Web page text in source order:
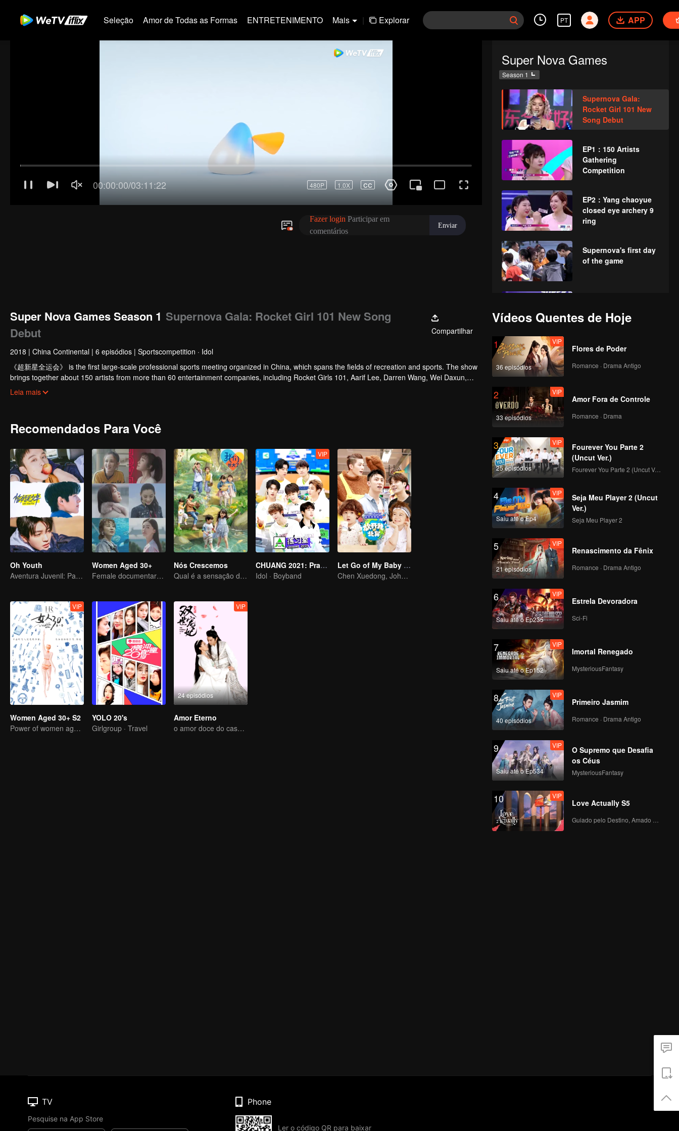
Seleção Amor de Todas as Formas ENTRETENIMENTO Mais | Explorar PT APP
Super Nova Games
Season 1
Supernova Gala:
Rocket Girl 101 New
Song Debut
EP1：150 Artists
Gathering
Competition
EP2：Yang chaoyue
closed eye archery 9
ring
Supernova's first day
of the game
articles! Chen Xiaoyu
does not lose the
EP4：Warm hearts!
Tug-of-war contest
shocked the color
Super Nova Games Season 1 Supernova Gala: Rocket Girl 101 New Song
Debut
Compartilhar
2018 | China Continental | 6 episódios | Sportscompetition · Idol
《超新星全运会》 is the first large-scale professional sports meeting organized in China, which spans the fields of recreation and sports. The show
brings together about 150 artists from more than 60 entertainment companies, including Rocket Girls 101, Aarif Lee, Darren Wang, Wei Daxun,
Dylan Xiong, and Li Yitong. Training by the greatest coaches such as Liu Guoliang, Li Xiaopeng, and Su Bingtian, the artists change into athletes to
Leia mais
Recomendados Para Você
Oh Youth
Aventura Juvenil: Partida Imediata
Women Aged 30+
Female documentary talk show
Nós Crescemos
Qual é a sensação de ter dois filhos em casa
VIP
CHUANG 2021: Practice Room
Idol · Boyband
Let Go of My Baby S3
Chen Xuedong, Johnny Huang and Jackson Wang warm Meng belt baby
VIP
Women Aged 30+ S2
Power of women aged 30+
YOLO 20's
Girlgroup · Travel
24 episódios
VIP
Amor Eterno
o amor doce do casal sincero
Vídeos Quentes de Hoje
1
36 episódios
VIP
Flores de Poder
Romance · Drama Antigo
2
33 episódios
VIP
Amor Fora de Controle
Romance · Drama
3
25 episódios
VIP
Fourever You Parte 2
(Uncut Ver.)
Fourever You Parte 2 (Uncut Ver.)
4
Saiu até o Ep4
VIP
Seja Meu Player 2 (Uncut
Ver.)
Seja Meu Player 2
5
21 episódios
VIP
Renascimento da Fênix
Romance · Drama Antigo
6
Saiu até o Ep235
VIP
Estrela Devoradora
Sci-Fi
7
Saiu até o Ep152
VIP
Imortal Renegado
MysteriousFantasy
8
40 episódios
VIP
Primeiro Jasmim
Romance · Drama Antigo
9
Saiu até o Ep534
VIP
O Supremo que Desafia
os Céus
MysteriousFantasy
10 VIP
Love Actually S5
TV
Pesquise na App Store
Phone
Ler o código QR para baixar